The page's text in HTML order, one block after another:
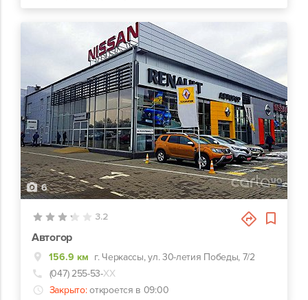
6
3.2
Автогор
156.9 км г. Черкассы, ул. 30-летия Победы, 7/2
(047) 255-53-ХХ
Закрыто: откроется в 09:00